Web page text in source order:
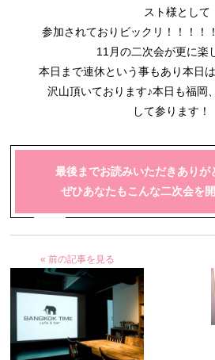
スト様として
参加されておりビックリ！！！！！
11月の二次会が更に楽
本日まで連休という事もあり本日
沢山頂いております♪本日も福岡
して参ります！
最後までお読みいただきありが
ぜひあなたもこんな二次会を
« 前の記事を見る